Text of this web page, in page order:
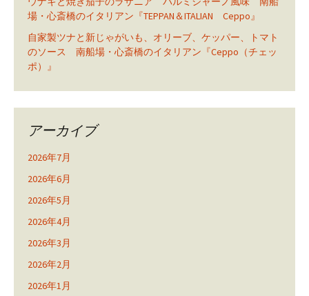
場・心斎橋のイタリアン『TEPPAN＆ITALIAN Ceppo』
自家製ツナと新じゃがいも、オリーブ、ケッパー、トマト
のソース 南船場・心斎橋のイタリアン『Ceppo（チェッ
ポ）』
アーカイブ
2026年7月
2026年6月
2026年5月
2026年4月
2026年3月
2026年2月
2026年1月